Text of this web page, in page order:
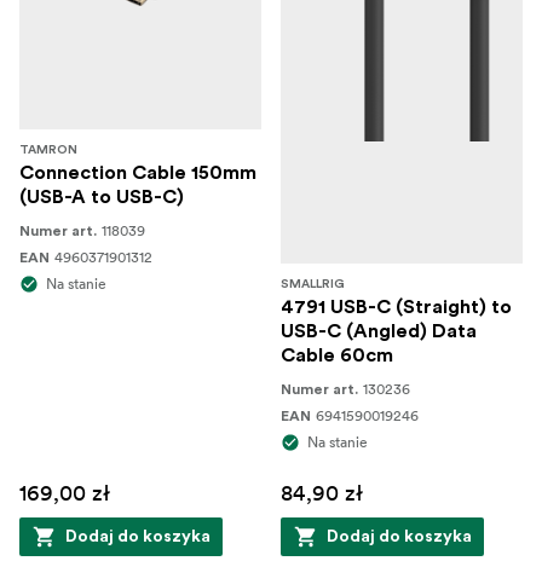
TAMRON
Connection Cable 150mm
(USB-A to USB-C)
Numer art. 118039
EAN 4960371901312
Na stanie
169,00 zł
Dodaj do koszyka
SMALLRIG
4791 USB-C (Straight) to
USB-C (Angled) Data
Cable 60cm
Numer art. 130236
EAN 6941590019246
Na stanie
84,90 zł
Dodaj do koszyka